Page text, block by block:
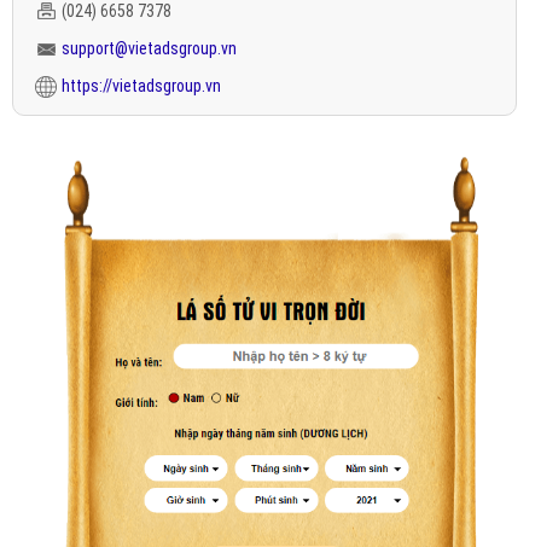
(024) 6658 7378
support@vietadsgroup.vn
https://vietadsgroup.vn